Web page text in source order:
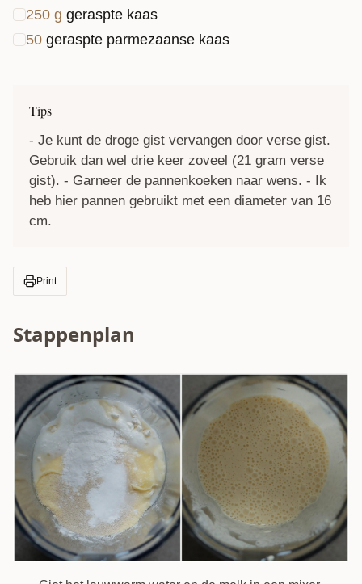
250 g geraspte kaas
50 geraspte parmezaanse kaas
Tips
- Je kunt de droge gist vervangen door verse gist.
Gebruik dan wel drie keer zoveel (21 gram verse
gist). - Garneer de pannenkoeken naar wens. - Ik
heb hier pannen gebruikt met een diameter van 16
cm.
Print
Stappenplan